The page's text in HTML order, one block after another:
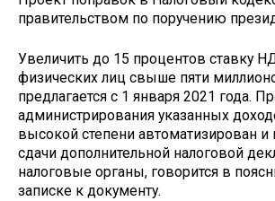
правительством по поручению
Увеличить до 15 процентов ставку
физических лиц свыше пяти
предлагается с 1 января 2021 года.
администрирования указанных
высокой степени автоматизирован и
сдачи дополнительной налоговой
налоговые органы, говорится в
записке к документу.